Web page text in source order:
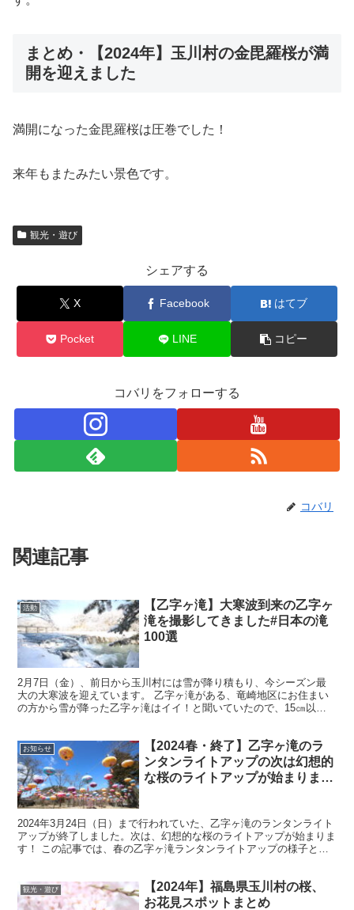
まとめ・【2024年】玉川村の金毘羅桜が満
開を迎えました
満開になった金毘羅桜は圧巻でした！
来年もまたみたい景色です。
観光・遊び
シェアする
X Facebook はてブ
Pocket LINE コピー
コバリをフォローする
コバリ
関連記事
活動
【乙字ヶ滝】大寒波到来の乙字ヶ
滝を撮影してきました#日本の滝
100選
2月7日（金）、前日から玉川村には雪が降り積もり、今シーズン最
大の大寒波を迎えています。 乙字ヶ滝がある、竜崎地区にお住まい
の方から雪が降った乙字ヶ滝はイイ！と聞いていたので、15㎝以上
お知らせ
【2024春・終了】乙字ヶ滝のラ
ンタンライトアップの次は幻想的
な桜のライトアップが始まりま
2024年3月24日（日）まで行われていた、乙字ヶ滝のランタンライト
アップが終了しました。次は、幻想的な桜のライトアップが始まりま
す！ この記事では、春の乙字ヶ滝ランタンライトアップの様子と桜
観光・遊び
【2024年】福島県玉川村の桜、
お花見スポットまとめ